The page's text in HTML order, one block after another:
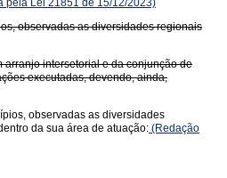
pela Lei 21851 de 15/12/2023)
observadas as diversidades regionais
arranjo intersetorial e da conjunção de
executadas, devendo, ainda,
observadas as diversidades
da sua área de atuação: (Redação